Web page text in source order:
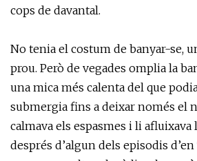
cops de davantal.
No tenia el costum de banyar-se,
prou. Però de vegades omplia la
una mica més calenta del que
submergia fins a deixar només el
calmava els espasmes i li afluixava
després d’algun dels episodis